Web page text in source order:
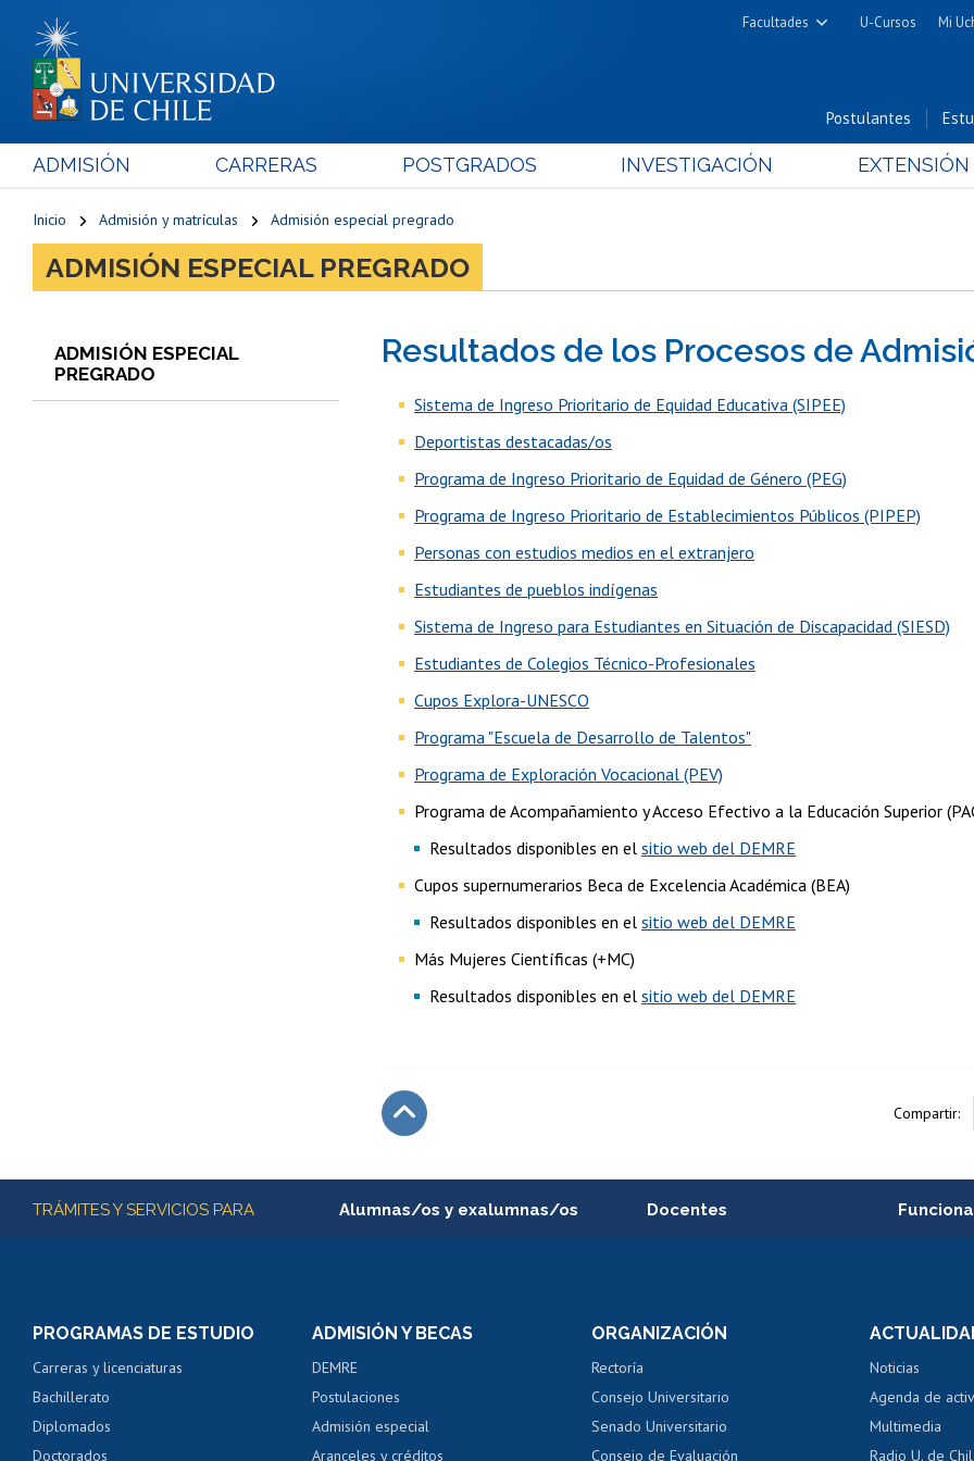
Facultades
Cs. Físicas y Matemáticas
Cs. Químicas y Farmacéuticas
Estudios Avanzados en Educación
Alimentos
U-Cursos Mi
Postulantes
ADMISIÓN CARRERAS POSTGRADOS INVESTIGACIÓN EXTENSIÓN
Inicio Admisión y matrículas Admisión especial pregrado
ADMISIÓN ESPECIAL PREGRADO
ADMISIÓN ESPECIAL
PREGRADO
Resultados de los Procesos de
Sistema de Ingreso Prioritario de Equidad Educativa (SIPEE)
Deportistas destacadas/os
Programa de Ingreso Prioritario de Equidad de Género (PEG)
Programa de Ingreso Prioritario de Establecimientos Públicos (PIPEP)
Personas con estudios medios en el extranjero
Estudiantes de pueblos indígenas
Sistema de Ingreso para Estudiantes en Situación de Discapacidad (SIESD)
Estudiantes de Colegios Técnico-Profesionales
Cupos Explora-UNESCO
Programa "Escuela de Desarrollo de Talentos"
Programa de Exploración Vocacional (PEV)
Programa de Acompañamiento y Acceso Efectivo a la Educación Superior
Resultados disponibles en el sitio web del DEMRE
Cupos supernumerarios Beca de Excelencia Académica (BEA)
Resultados disponibles en el sitio web del DEMRE
Más Mujeres Científicas (+MC)
Resultados disponibles en el sitio web del DEMRE
Compartir:
Más información
TRÁMITES Y SERVICIOS PARA Alumnas/os y exalumnas/os
Consulta y certificado de notas
Servicio médico y dental
Pago de arancel y crédito alumnos
Pago de arancel y crédito exalumnos
Docentes
Perfeccionamiento
Evaluación docente
Calificación académica
Postulación al AUCAI
Portal de
Certificado
Certificado
PROGRAMAS DE ESTUDIO
Carreras y licenciaturas
Bachillerato
Diplomados
Doctorados
ADMISIÓN Y BECAS
DEMRE
Postulaciones
Admisión especial
Aranceles y créditos
ORGANIZACIÓN
Rectoría
Consejo Universitario
Senado Universitario
Consejo de Evaluación
Noticias
Agenda de
Multimedia
Radio U. de